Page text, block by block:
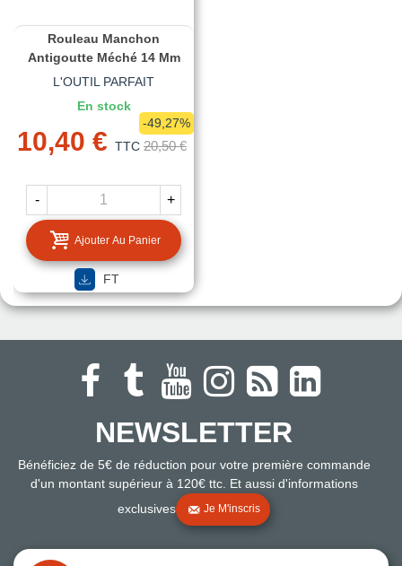
Rouleau Manchon
Antigoutte Méché 14 Mm
L'OUTIL PARFAIT
En stock
10,40 € TTC 20,50 €
-49,27%
- +
Ajouter Au Panier
FT
NEWSLETTER
Bénéficiez de 5€ de réduction pour votre première commande
d'un montant supérieur à 120€ ttc. Et aussi d'informations
exclusives
Je M'inscris